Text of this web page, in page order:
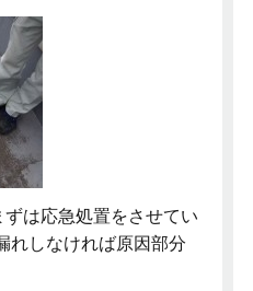
は応急処置をさせてい
れしなければ原因部分